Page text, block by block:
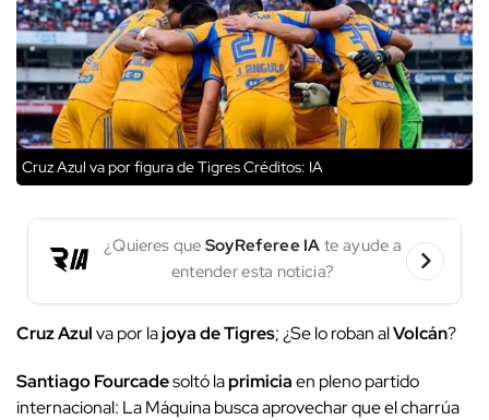
Cruz Azul va por figura de TigresCréditos: IA
¿Quieres que SoyReferee IA te ayude a
entender esta noticia?
Cruz Azulva por lajoya de Tigres; ¿Se lo roban alVolcán?
Santiago Fourcadesoltó laprimiciaen pleno partido
internacional: La Máquina busca aprovechar que el charrúa